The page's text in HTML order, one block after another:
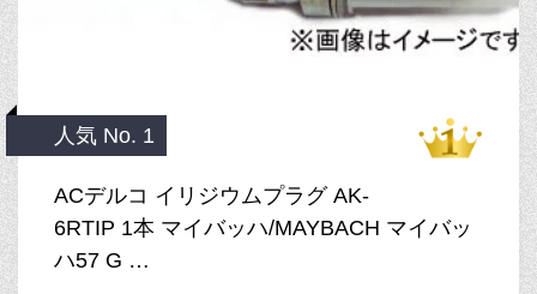
人気 No. 1
ACデルコ イリジウムプラグ AK-
6RTIP 1本 マイバッハ/MAYBACH マイバッ
ハ57 G …